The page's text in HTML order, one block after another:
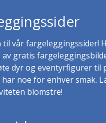
til vår fargeleggingssider!
gratis
dyr og eventyrfigurer til
noe for enhver smak.
blomstre!